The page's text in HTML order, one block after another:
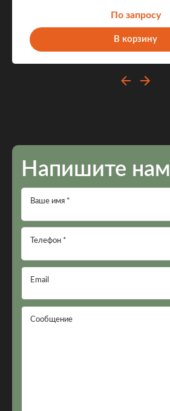
По запросу
В корзину
Напишите нам
Ваше имя *
Телефон *
Email
Сообщение